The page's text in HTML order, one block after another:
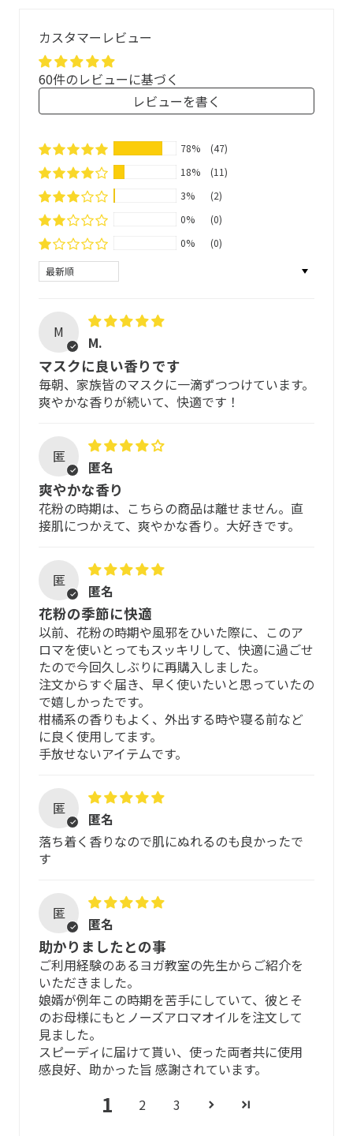
ユーカリ
塗るアロマオイルについて
に希釈していますので、直接肌に塗れます。エコサートコ
スモス（Ecocert COSMOS）に準拠したレシピで、新鮮か
つ自然のままの状態を保持できるよう小ロットで自社製造
した「マリエン品質」の塗るアロマオイルです。
本種・天然純正精油(アロマオイル)
100%天然純正で、ほとんどの原料がエコサートコスモス
本種・天然純正植物オイル(キャリアオイ
ル)
低温圧搾かつエコサートコスモス（Ecocert COSMOS）に
※エコサートコスモス（Ecocert COSMOS）: 世界最大規模
のオーガニック（有機）認証機関による、グローバルな統
一基準です。
全成分
ホホバ種子油*、インドレモングラス油*、レモン果皮油*、
ユーカリ葉油*、トコフェロール、アオモジ果実油*、ロー
マカミツレ花油*、メリッサ葉油*
[*オーガニック原料]
エコサートグリーンライフによって認証された COSMOS
ORGANIC 化粧品
・100%天然由来原料
・99%オーガニック原料
精油に含まれるアレルゲン成分
シトラール、ゲラニオール、シトロネロール、リモネン、
リナロール
レモングラス、レモン、ユーカリ、リトセア、カモミール
ローマン、レモンバーム （メリッサ）
香り
すっと爽快感のある優しい香り
※ 成分は変更となる場合があります。
や保管状況により、稀に香りやテクスチャーの変化が起こ
2〜3滴を手に取り、お好きなところに塗布して優しくマッ
サージしたり、体温で揮発する香りを楽しんでください。
入浴時の香りづけとして使う場合、全身浴1回分として、湯
船に約5〜10滴を使ってください。
※布マスクなどにつけるとシミが残る場合があります。使
い捨てマスクにお使いいただくか、肌につけたあとマスク
をしてください。
※アロマポットやディフューザーで加熱すると、機械が故
障することがあります。
を1：1に希釈してご利用ください。芳香浴は1歳未満も
※肌に異常が生じていないかよく注意して使用してくださ
い。傷、はれもの、湿疹等、異常のある時は、使わないで
ください。
※使用中、又は使用後日光にあたって、赤味、はれ、かゆ
み、刺激、色抜け（白斑等）や黒ずみ等の異常が現れた時
は使用を中止し皮膚科専門医等へご相談をおすすめしま
す。そのまま化粧品類の使用を続けますと悪化することが
あります。
ださい。
[ パッチテストの行い方 ]
腕の内側のやわらかい部分に塗り、数時間から1日程度放置
し、塗布部分に以下の様な変化がある場合は、ご使用をお
控えください。
・赤くなる ・腫れる ・湿疹が出る ・かゆみが生じる
保管方法・使用期限
100％のため、お手元に届いたらできるだけ早くご使用く
ださい。
安心してご使用いただくために
小さなお子さまや敏感肌の方でもお使いいただけるよう、
アレルギーの起きにくい品質の原料を選定し、配合比率な
ども充分配慮していますが、すべての方にアレルギーが起
こらないわけではありません。
アレルギー体質、アトピー体質の方、初め
て使用される方
ご心配な場合は、専門の医療機関などにご相談の上で使用
いただくことをおすすめします。
以下の場合は、ご使用をお控えください。
カスタマーレビュー
60件のレビューに基づく
レビューを書く
78%
(47)
18%
(11)
3%
(2)
0%
(0)
0%
(0)
Sort by
M
M.
マスクに良い香りです
毎朝、家族皆のマスクに一滴ずつつけています。
爽やかな香りが続いて、快適です！
匿
匿名
爽やかな香り
花粉の時期は、こちらの商品は離せません。直
接肌につかえて、爽やかな香り。大好きです。
匿
匿名
花粉の季節に快適
以前、花粉の時期や風邪をひいた際に、このア
ロマを使いとってもスッキリして、快適に過ごせ
たので今回久しぶりに再購入しました。
注文からすぐ届き、早く使いたいと思っていたの
で嬉しかったです。
柑橘系の香りもよく、外出する時や寝る前など
に良く使用してます。
手放せないアイテムです。
匿
匿名
落ち着く香りなので肌にぬれるのも良かったで
す
匿
匿名
助かりましたとの事
ご利用経験のあるヨガ教室の先生からご紹介を
いただきました。
娘婿が例年この時期を苦手にしていて、彼とそ
のお母様にもとノーズアロマオイルを注文して
見ました。
スピーディに届けて貰い、使った両者共に使用
感良好、助かった旨 感謝されています。
1 2 3